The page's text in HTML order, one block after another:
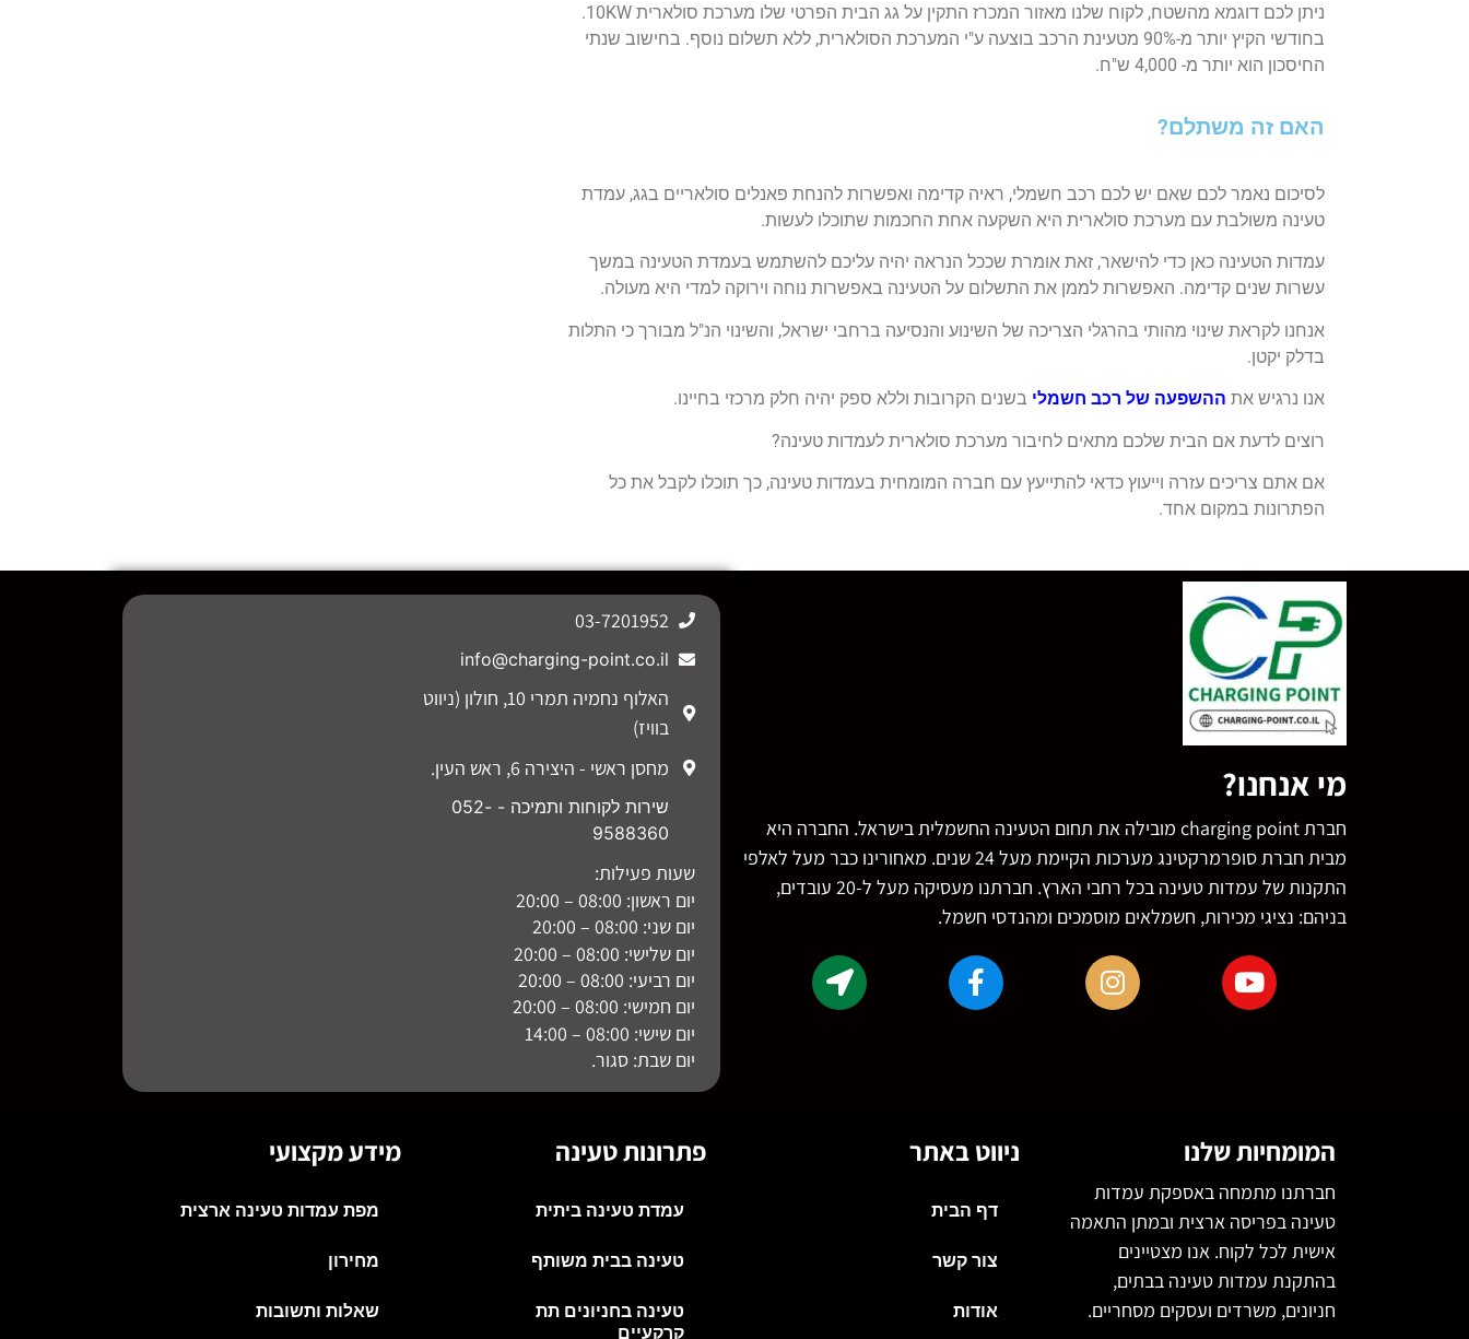
ניתן לכם דוגמא מהשטח, לקוח שלנו מאזור המכרז התקין על גג הבית הפרטי שלו מערכת סולארית 10KW.
בחודשי הקיץ יותר מ-90% מטעינת הרכב בוצעה ע"י המערכת הסולארית, ללא תשלום נוסף. בחישוב שנתי
החיסכון הוא יותר מ- 4,000 ש"ח.
האם זה משתלם?
לסיכום נאמר לכם שאם יש לכם רכב חשמלי, ראיה קדימה ואפשרות להנחת פאנלים סולאריים בגג, עמדת
טעינה משולבת עם מערכת סולארית היא השקעה אחת החכמות שתוכלו לעשות.
עמדות הטעינה כאן כדי להישאר, זאת אומרת שככל הנראה יהיה עליכם להשתמש בעמדת הטעינה במשך
עשרות שנים קדימה. האפשרות לממן את התשלום על הטעינה באפשרות נוחה וירוקה למדי היא מעולה.
אנחנו לקראת שינוי מהותי בהרגלי הצריכה של השינוע והנסיעה ברחבי ישראל, והשינוי הנ"ל מבורך כי התלות
בדלק יקטן.
אנו נרגיש את ההשפעה של רכב חשמלי בשנים הקרובות וללא ספק יהיה חלק מרכזי בחיינו.
רוצים לדעת אם הבית שלכם מתאים לחיבור מערכת סולארית לעמדות טעינה?
אם אתם צריכים עזרה וייעוץ כדאי להתייעץ עם חברה המומחית בעמדות טעינה, כך תוכלו לקבל את כל
הפתרונות במקום אחד.
מי אנחנו?
חברת charging point מובילה את תחום הטעינה החשמלית בישראל. החברה היא
מבית חברת סופרמרקטינג מערכות הקיימת מעל 24 שנים. מאחורינו כבר מעל לאלפי
התקנות של עמדות טעינה בכל רחבי הארץ. חברתנו מעסיקה מעל ל-20 עובדים,
בניהם: נציגי מכירות, חשמלאים מוסמכים ומהנדסי חשמל.
03-7201952
info@charging-point.co.il
האלוף נחמיה תמרי 10, חולון (ניווט
בוויז)
מחסן ראשי - היצירה 6, ראש העין.
שירות לקוחות ותמיכה - 052-
9588360
שעות פעילות:
יום ראשון: 08:00 – 20:00
יום שני: 08:00 – 20:00
יום שלישי: 08:00 – 20:00
יום רביעי: 08:00 – 20:00
יום חמישי: 08:00 – 20:00
יום שישי: 08:00 – 14:00
יום שבת: סגור.
המומחיות שלנו
חברתנו מתמחה באספקת עמדות
טעינה בפריסה ארצית ובמתן התאמה
אישית לכל לקוח. אנו מצטיינים
בהתקנת עמדות טעינה בבתים,
חניונים, משרדים ועסקים מסחריים.
ניווט באתר
דף הבית
צור קשר
אודות
פתרונות טעינה
עמדת טעינה ביתית
טעינה בבית משותף
טעינה בחניונים תת
קרקעיים
מידע מקצועי
מפת עמדות טעינה ארצית
מחירון
שאלות ותשובות